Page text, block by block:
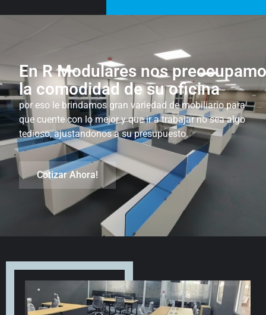
En R Modulares nos
la comodidad de su oficina
por eso le brindamos gran variedad de mobiliario para
que cuente con lo mejor y que ir a trabajar no sea algo
tedioso, ajustandonos a su presupuesto.
Cotizar Ahora!